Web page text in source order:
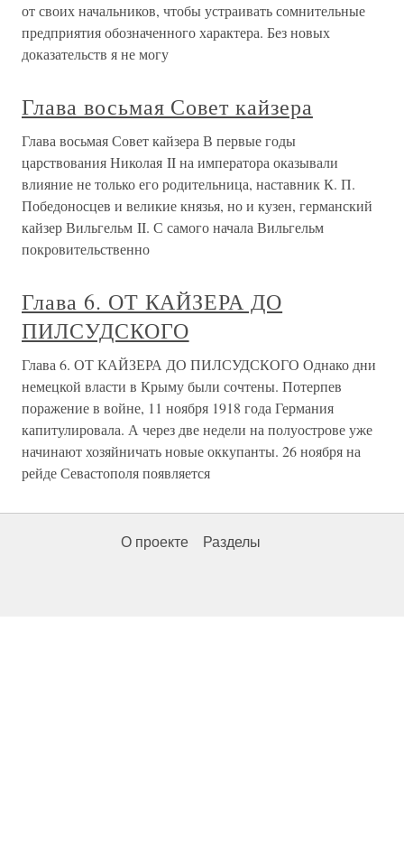
от своих начальников, чтобы устраивать сомнительные
предприятия обозначенного характера. Без новых
доказательств я не могу
Глава восьмая Совет кайзера
Глава восьмая Совет кайзера В первые годы
царствования Николая II на императора оказывали
влияние не только его родительница, наставник К. П.
Победоносцев и великие князья, но и кузен, германский
кайзер Вильгельм II. С самого начала Вильгельм
покровительственно
Глава 6. ОТ КАЙЗЕРА ДО
ПИЛСУДСКОГО
Глава 6. ОТ КАЙЗЕРА ДО ПИЛСУДСКОГО Однако дни
немецкой власти в Крыму были сочтены. Потерпев
поражение в войне, 11 ноября 1918 года Германия
капитулировала. А через две недели на полуострове уже
начинают хозяйничать новые оккупанты. 26 ноября на
рейде Севастополя появляется
О проекте Разделы